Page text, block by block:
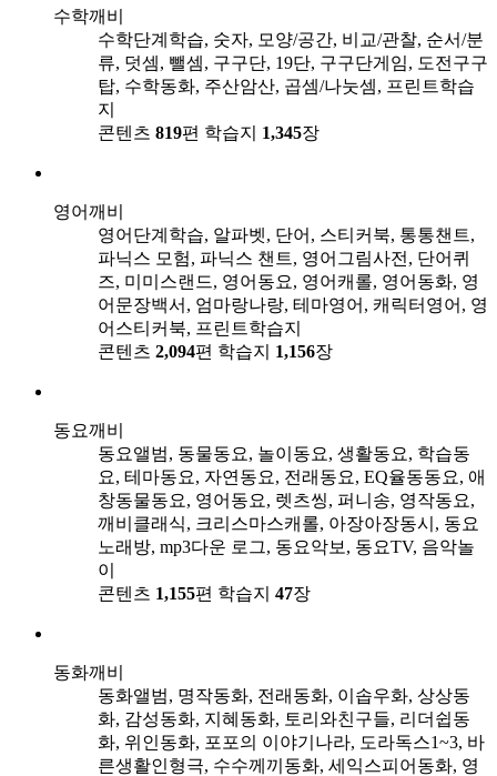
수학깨비
수학단계학습, 숫자, 모양/공간, 비교/관찰, 순서/분
류, 덧셈, 뺄셈, 구구단, 19단, 구구단게임, 도전구구
탑, 수학동화, 주산암산, 곱셈/나눗셈, 프린트학습
지
콘텐츠 819편 학습지 1,345장
영어깨비
영어단계학습, 알파벳, 단어, 스티커북, 통통챈트,
파닉스 모험, 파닉스 챈트, 영어그림사전, 단어퀴
즈, 미미스랜드, 영어동요, 영어캐롤, 영어동화, 영
어문장백서, 엄마랑나랑, 테마영어, 캐릭터영어, 영
어스티커북, 프린트학습지
콘텐츠 2,094편 학습지 1,156장
동요깨비
동요앨범, 동물동요, 놀이동요, 생활동요, 학습동
요, 테마동요, 자연동요, 전래동요, EQ율동동요, 애
창동물동요, 영어동요, 렛츠씽, 퍼니송, 영작동요,
깨비클래식, 크리스마스캐롤, 아장아장동시, 동요
노래방, mp3다운 로그, 동요악보, 동요TV, 음악놀
이
콘텐츠 1,155편 학습지 47장
동화깨비
동화앨범, 명작동화, 전래동화, 이솝우화, 상상동
화, 감성동화, 지혜동화, 토리와친구들, 리더쉽동
화, 위인동화, 포포의 이야기나라, 도라독스1~3, 바
른생활인형극, 수수께끼동화, 세익스피어동화, 영